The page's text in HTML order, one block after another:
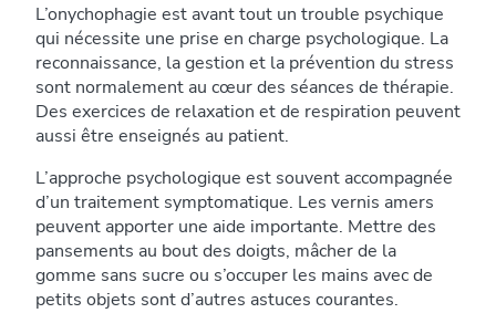
L’onychophagie est avant tout un trouble psychique
qui nécessite une prise en charge psychologique. La
reconnaissance, la gestion et la prévention du stress
sont normalement au cœur des séances de thérapie.
Des exercices de relaxation et de respiration peuvent
aussi être enseignés au patient.
L’approche psychologique est souvent accompagnée
d’un traitement symptomatique. Les vernis amers
peuvent apporter une aide importante. Mettre des
pansements au bout des doigts, mâcher de la
gomme sans sucre ou s’occuper les mains avec de
petits objets sont d’autres astuces courantes.